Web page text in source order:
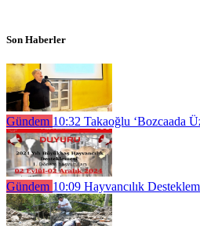
Son Haberler
Gündem 10:32 Takaoğlu ‘Bozcaada
Gündem 10:09 Hayvancılık